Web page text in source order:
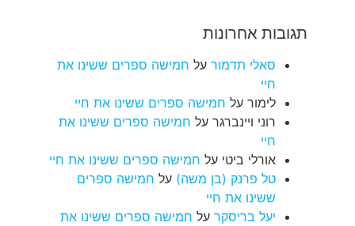
תגובות אחרונות
סאלי תדמור על חמישה ספרים ששינו את
חיי
לימור על חמישה ספרים ששינו את חיי
רוני ויינברגר על חמישה ספרים ששינו את
חיי
אורלי ביטי על חמישה ספרים ששינו את חיי
טל פרנק (בן משה) על חמישה ספרים
ששינו את חיי
יעל בריסקר על חמישה ספרים ששינו את